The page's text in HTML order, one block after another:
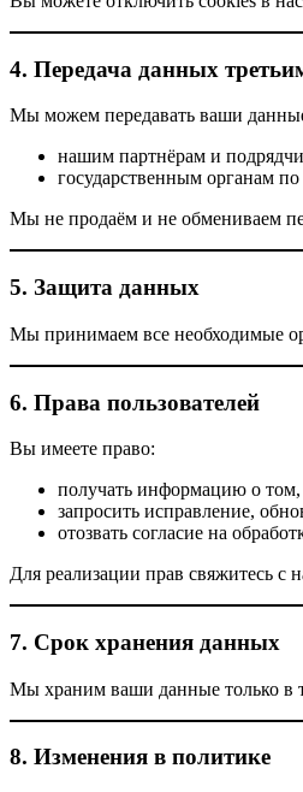
4. Передача данных
Мы можем передавать ваши
нашим партнёрам и
государственным органам
Мы не продаём и не обмениваем
5. Защита данных
Мы принимаем все необходимые
6. Права пользователей
Вы имеете право:
получать информацию о
запросить исправление,
отозвать согласие на
Для реализации прав свяжитесь с
7. Срок хранения данных
Мы храним ваши данные только в
8. Изменения в политике